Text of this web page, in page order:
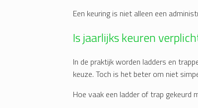
Een keuring is niet alleen een
Is jaarlijks keuren
In de praktijk worden ladders en
keuze. Toch is het beter om niet
Hoe vaak een ladder of trap gekeurd